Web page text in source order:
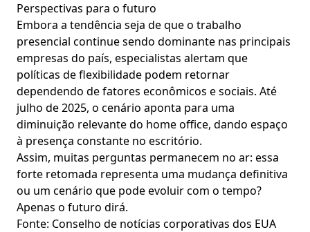
Perspectivas para o futuro
Embora a tendência seja de que o trabalho
presencial continue sendo dominante nas principais
empresas do país, especialistas alertam que
políticas de flexibilidade podem retornar
dependendo de fatores econômicos e sociais. Até
julho de 2025, o cenário aponta para uma
diminuição relevante do home office, dando espaço
à presença constante no escritório.
Assim, muitas perguntas permanecem no ar: essa
forte retomada representa uma mudança definitiva
ou um cenário que pode evoluir com o tempo?
Apenas o futuro dirá.
Fonte: Conselho de notícias corporativas dos EUA